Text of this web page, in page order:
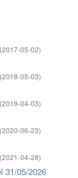
(2017-05-02)
(2018-05-03)
(2019-04-03)
(2020-06-23)
(2021-04-28)
31/05/2026